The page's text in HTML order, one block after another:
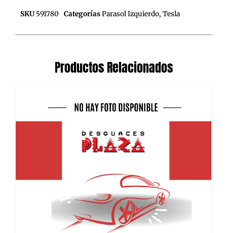
SKU 591780 CategoríasParasol Izquierdo, Tesla
Productos Relacionados